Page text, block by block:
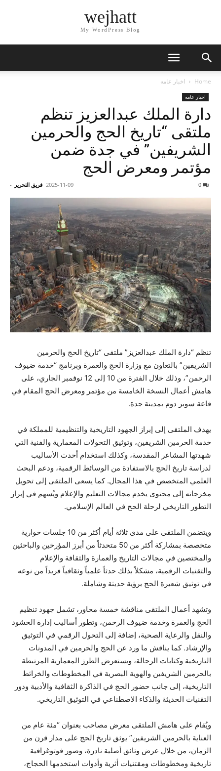
wejhatt
My WordPress Blog
Home اخبار عامه
اخبار عامه
دارة الملك عبدالعزيز تنظم
ملتقى “تاريخ الحج والحرمين
الشريفين” في جدة ضمن
مؤتمر ومعرض الحج
فريق التحرير - 2025-11-09
تنظم “دارة الملك عبدالعزيز” ملتقى “تاريخ الحج والحرمين
الشريفين” بالتعاون مع وزارة الحج والعمرة وبرنامج “خدمة ضيوف
الرحمن”، وذلك خلال الفترة من 10 إلى 12 نوفمبر الجاري، على
هامش أعمال النسخة الخامسة من مؤتمر ومعرض الحج المقام في
قاعة سوبر دوم بمدينة جدة.
يهدف الملتقى إلى إبراز الجهود التاريخية والتنظيمية للمملكة في
خدمة الحرمين الشريفين، وتوثيق التحولات المعمارية والفنية التي
شهدتها المشاعر المقدسة، وكذلك استخدام أحدث الأساليب
لدراسة تاريخ الحج بالاستفادة من الوسائط الرقمية، ودعم البحث
العلمي المتخصص في هذا المجال. كما يسعى الملتقى إلى تحويل
مخرجاته إلى محتوى يخدم مجالات التعليم والإعلام ويُسهم في إبراز
التطور التاريخي لرحلة الحج في العالم الإسلامي.
ويتضمن الملتقى على مدى ثلاثة أيام أكثر من 10 جلسات حوارية
متخصصة بمشاركة أكثر من 50 متحدثاً من أبرز المؤرخين والباحثين
والمختصين في مجالات التاريخ والعمارة والثقافة والإعلام
والتقنيات الرقمية، مشكلاً بذلك حدثاً علمياً وثقافياً فريداً من نوعه
في توثيق شعيرة الحج برؤية حديثة وشاملة.
وتشهد أعمال الملتقى مناقشة خمسة محاور، تشمل جهود تنظيم
الحج والعمرة وخدمة ضيوف الرحمن، وتطور أساليب إدارة الحشود
والنقل والرعاية الصحية، إضافة إلى التحول الرقمي في التوثيق
والإرشاد. كما يناقش ما ورد عن الحج والحرمين في المدونات
التاريخية وكتابات الرحالة، ويستعرض الطرز المعمارية المرتبطة
بالحرمين الشريفين والهوية البصرية في المخطوطات والخرائط
التاريخية، إلى جانب حضور الحج في الذاكرة الثقافية والأدبية ودور
التقنيات الحديثة والذكاء الاصطناعي في التوثيق التاريخي.
ويُقام على هامش الملتقى معرض مصاحب بعنوان “مئة عام من
العناية بالحرمين الشريفين” يوثق تاريخ الحج على مدار قرن من
الزمان، من خلال عرض وثائق أصلية نادرة، وصور فوتوغرافية
تاريخية ومخطوطات ومقتنيات أثرية وأدوات استخدمها الحجاج،